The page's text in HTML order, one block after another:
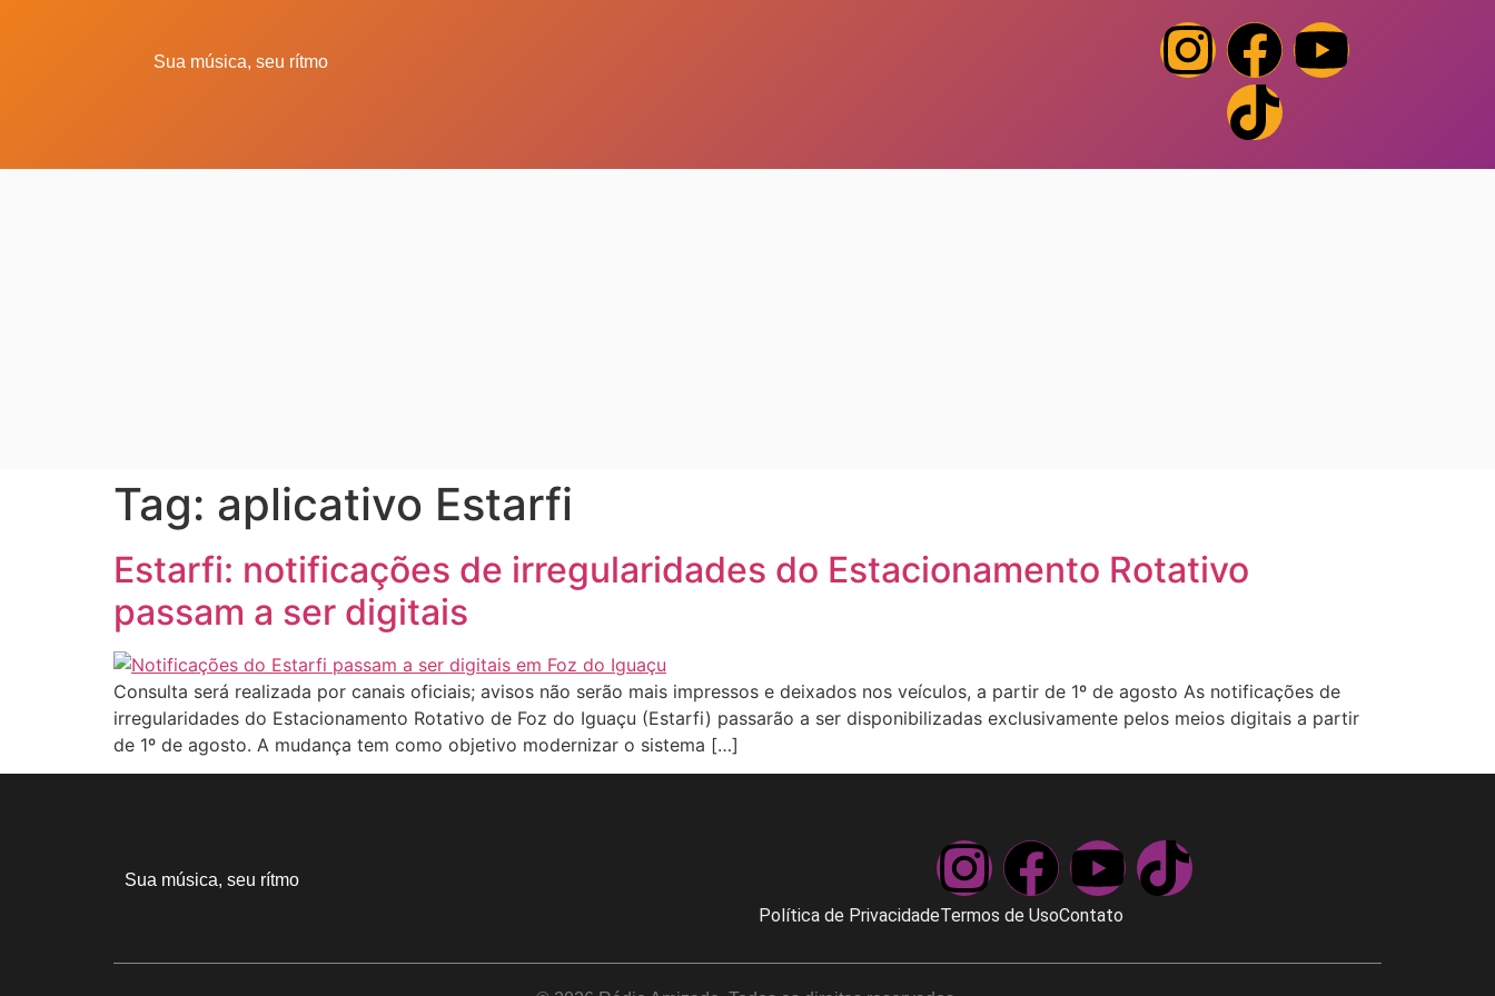
Sua música, seu rítmo
Tag: aplicativo Estarfi
Estarfi: notificações de irregularidades do Estacionamento Rotativo
passam a ser digitais
Consulta será realizada por canais oficiais; avisos não serão mais impressos e deixados nos veículos, a partir de 1º de agosto As notificações de
irregularidades do Estacionamento Rotativo de Foz do Iguaçu (Estarfi) passarão a ser disponibilizadas exclusivamente pelos meios digitais a partir
de 1º de agosto. A mudança tem como objetivo modernizar o sistema […]
Sua música, seu rítmo
Política de PrivacidadeTermos de UsoContato